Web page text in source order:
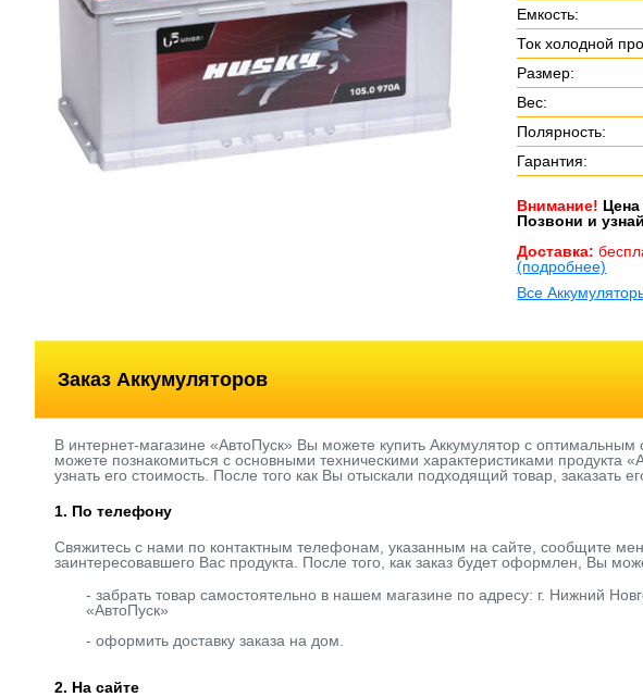
Емкость:
Ток холодной
Размер:
Вес:
Полярность:
Гарантия:
Внимание! Цена
Позвони и
Доставка:
(подробнее)
Все
Заказ Аккумуляторов
В интернет-магазине «АвтоПуск» Вы можете купить Аккумулятор с
можете познакомиться с основными техническими характеристиками продукта
узнать его стоимость. После того как Вы отыскали подходящий товар, заказать
1. По телефону
Свяжитесь с нами по контактным телефонам, указанным на сайте, сообщите
заинтересовавшего Вас продукта. После того, как заказ будет оформлен, Вы
- забрать товар самостоятельно в нашем магазине по адресу: г. Нижний
«АвтоПуск»
- оформить доставку заказа на дом.
2. На сайте